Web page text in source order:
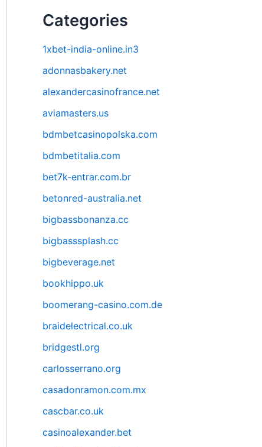
Categories
1xbet-india-online.in3
adonnasbakery.net
alexandercasinofrance.net
aviamasters.us
bdmbetcasinopolska.com
bdmbetitalia.com
bet7k-entrar.com.br
betonred-australia.net
bigbassbonanza.cc
bigbasssplash.cc
bigbeverage.net
bookhippo.uk
boomerang-casino.com.de
braidelectrical.co.uk
bridgestl.org
carlosserrano.org
casadonramon.com.mx
cascbar.co.uk
casinoalexander.bet